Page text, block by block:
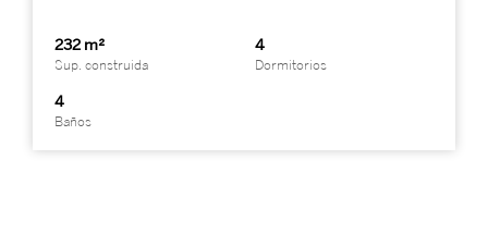
232 m²
Sup. construida
4
Dormitorios
4
Baños